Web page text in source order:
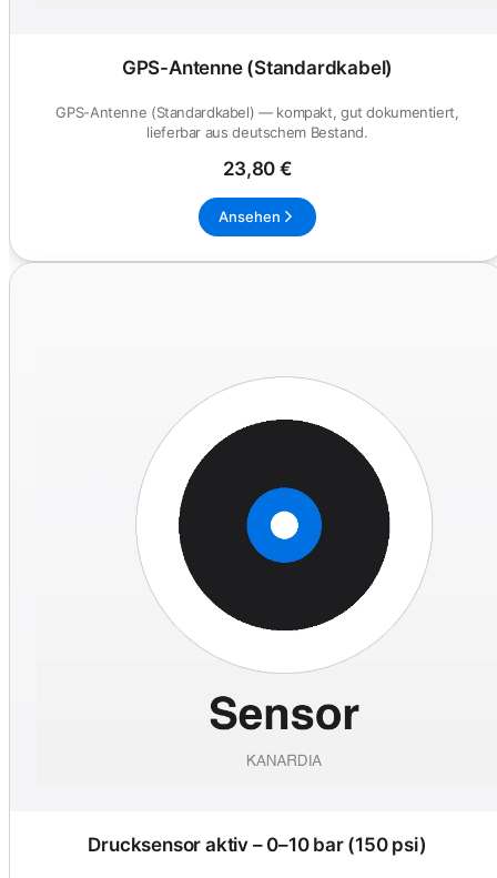
GPS-Antenne (Standardkabel)
GPS-Antenne (Standardkabel) — kompakt, gut dokumentiert,
lieferbar aus deutschem Bestand.
23,80 €
Ansehen
Drucksensor aktiv – 0–10 bar (150 psi)